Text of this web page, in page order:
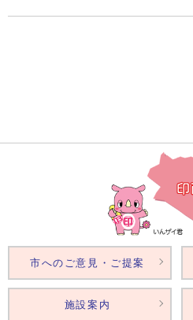
市へのご意見・ご提案
施設案内